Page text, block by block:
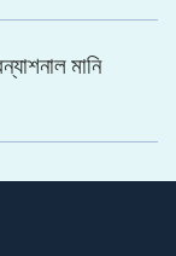
মানি